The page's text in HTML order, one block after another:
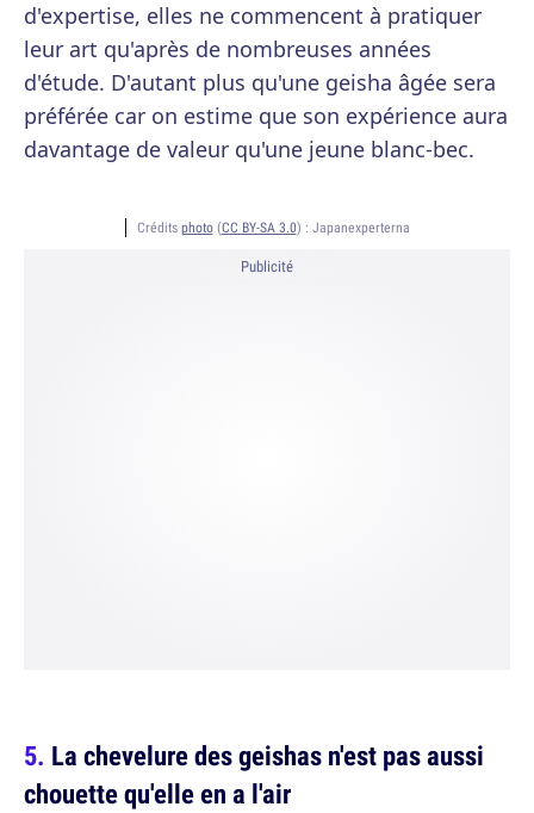
d'expertise, elles ne commencent à pratiquer
leur art qu'après de nombreuses années
d'étude. D'autant plus qu'une geisha âgée sera
préférée car on estime que son expérience aura
davantage de valeur qu'une jeune blanc-bec.
Crédits photo(CC BY-SA 3.0) : Japanexperterna
Publicité
La chevelure des geishas n'est pas aussi
chouette qu'elle en a l'air